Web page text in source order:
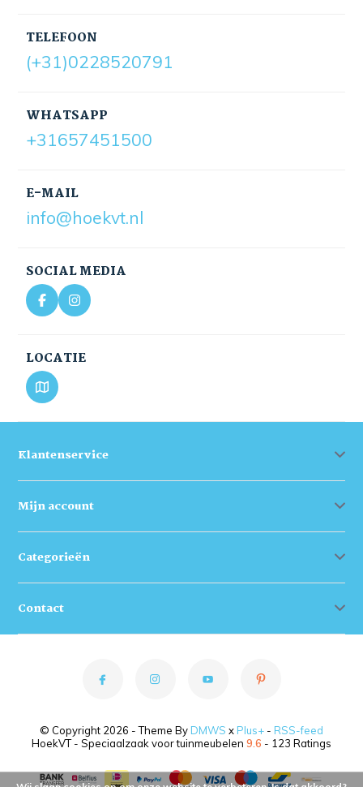
TELEFOON
(+31)0228520791
E-MAIL
info@hoekvt.nl
WHATSAPP
+31657451500
SOCIAL MEDIA
LOCATIE
Klantenservice
Mijn account
Categorieën
Contact
© Copyright 2026 - Theme By DMWS x Plus+ - RSS-feed
HoekVT - Speciaalzaak voor tuinmeubelen 9.6 - 123 Ratings